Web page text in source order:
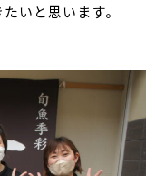
いと思います。